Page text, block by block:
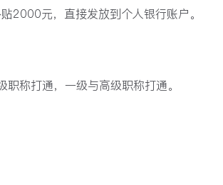
2000元，直接发放到个人银行账户。
称打通，一级与高级职称打通。